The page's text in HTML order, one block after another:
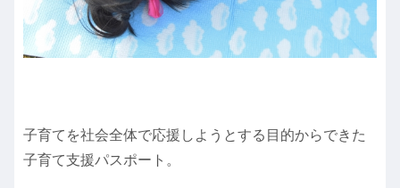
子育てを社会全体で応援しようとする目的からできた
子育て支援パスポート。